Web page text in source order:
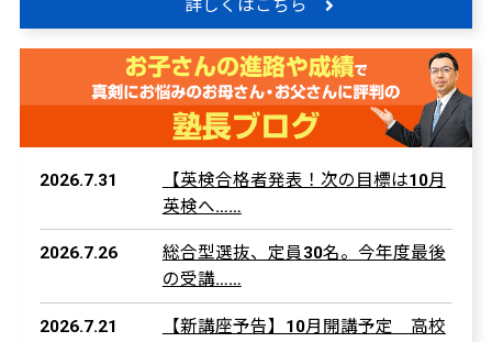
詳しくはこちら
2026.7.31
【英検合格者発表！次の目標は10月
英検へ……
2026.7.26
総合型選抜、定員30名。今年度最後
の受講……
2026.7.21
【新講座予告】10月開講予定 高校